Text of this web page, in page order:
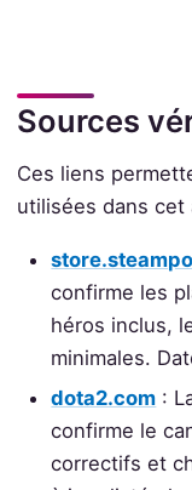
Sources
Ces liens
utilisées dans cet
confirme les
héros inclus,
minimales.
dota2.com :
confirme le
correctifs et